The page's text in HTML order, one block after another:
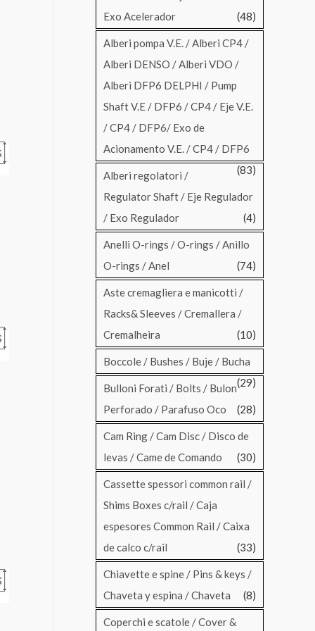
Exo Acelerador
(48)
Alberi pompa V.E. / Alberi CP4 /
Alberi DENSO / Alberi VDO /
Alberi DFP6 DELPHI / Pump
Shaft V.E / DFP6 / CP4 / Eje V.E.
/ CP4 / DFP6/ Exo de
Acionamento V.E. / CP4 / DFP6
(83)
Alberi regolatori /
Regulator Shaft / Eje Regulador
/ Exo Regulador
(4)
Anelli O-rings / O-rings / Anillo
O-rings / Anel
(74)
Aste cremagliera e manicotti /
Racks& Sleeves / Cremallera /
Cremalheira
(10)
Boccole / Bushes / Buje / Bucha
(29)
Bulloni Forati / Bolts / Bulon
Perforado / Parafuso Oco
(28)
Cam Ring / Cam Disc / Disco de
levas / Came de Comando
(30)
Cassette spessori common rail /
Shims Boxes c/rail / Caja
espesores Common Rail / Caixa
de calco c/rail
(33)
Chiavette e spine / Pins & keys /
Chaveta y espina / Chaveta
(8)
Coperchi e scatole / Cover &